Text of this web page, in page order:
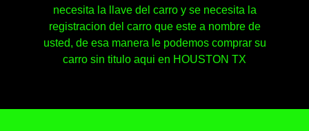
necesita la llave del carro y se necesita la
registracion del carro que este a nombre de
usted, de esa manera le podemos comprar su
carro sin titulo aqui en HOUSTON TX